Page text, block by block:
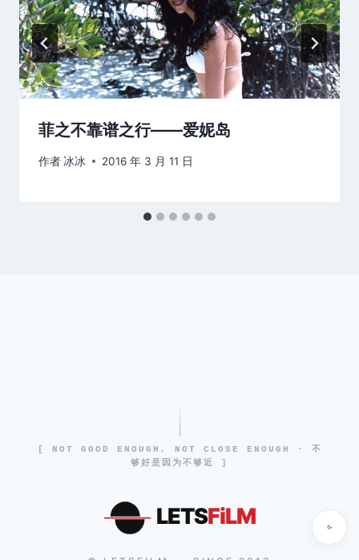
菲之不靠谱之行——爱妮岛
作者 冰冰 2016 年 3 月 11 日
[ NOT GOOD ENOUGH, NOT CLOSE ENOUGH · 不
够好是因为不够近 ]
LETSFiLM